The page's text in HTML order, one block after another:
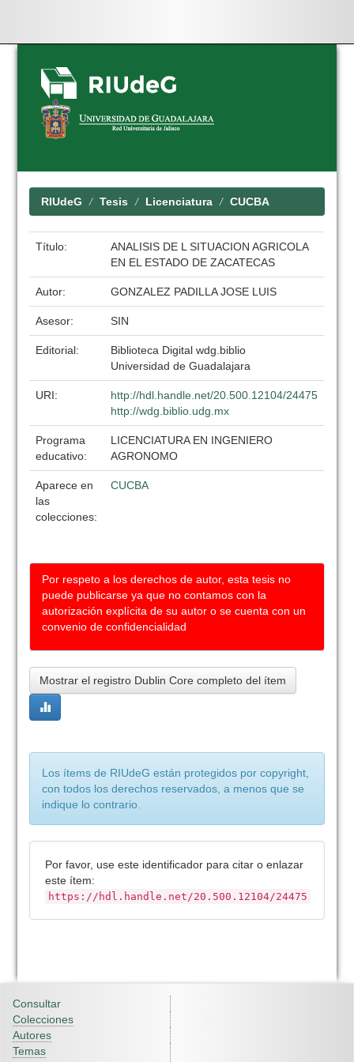
Skip
navigation
RIUdeG Tesis Licenciatura CUCBA
Título:
ANALISIS DE L SITUACION AGRICOLA
EN EL ESTADO DE ZACATECAS
Autor: GONZALEZ PADILLA JOSE LUIS
Asesor: SIN
Editorial:
Biblioteca Digital wdg.biblio
Universidad de Guadalajara
URI:
http://hdl.handle.net/20.500.12104/24475
http://wdg.biblio.udg.mx
Programa
educativo:
LICENCIATURA EN INGENIERO
AGRONOMO
Aparece en
las
colecciones:
CUCBA
Por respeto a los derechos de autor, esta tesis no
puede publicarse ya que no contamos con la
autorización explícita de su autor o se cuenta con un
convenio de confidencialidad
Mostrar el registro Dublin Core completo del ítem
Los ítems de RIUdeG están protegidos por copyright,
con todos los derechos reservados, a menos que se
indique lo contrario.
Por favor, use este identificador para citar o enlazar
este ítem:
https://hdl.handle.net/20.500.12104/24475
Consultar
Colecciones
Autores
Temas